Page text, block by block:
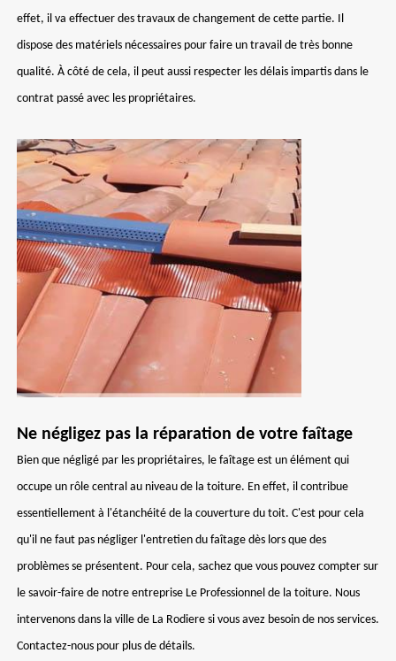
effet, il va effectuer des travaux de changement de cette partie. Il
dispose des matériels nécessaires pour faire un travail de très bonne
qualité. À côté de cela, il peut aussi respecter les délais impartis dans le
contrat passé avec les propriétaires.
Ne négligez pas la réparation de votre faîtage
Bien que négligé par les propriétaires, le faîtage est un élément qui
occupe un rôle central au niveau de la toiture. En effet, il contribue
essentiellement à l'étanchéité de la couverture du toit. C'est pour cela
qu'il ne faut pas négliger l'entretien du faîtage dès lors que des
problèmes se présentent. Pour cela, sachez que vous pouvez compter sur
le savoir-faire de notre entreprise Le Professionnel de la toiture. Nous
intervenons dans la ville de La Rodiere si vous avez besoin de nos services.
Contactez-nous pour plus de détails.